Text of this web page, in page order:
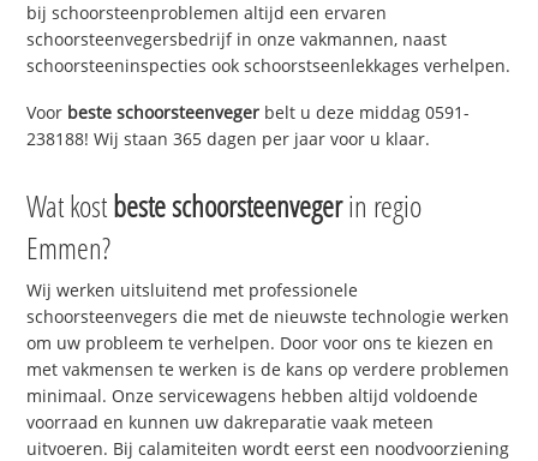
bij schoorsteenproblemen altijd een ervaren
schoorsteenvegersbedrijf in onze vakmannen, naast
schoorsteeninspecties ook schoorstseenlekkages verhelpen.
Voor beste schoorsteenveger belt u deze middag 0591-
238188! Wij staan 365 dagen per jaar voor u klaar.
Wat kostbeste schoorsteenvegerin regio
Emmen?
Wij werken uitsluitend met professionele
schoorsteenvegers die met de nieuwste technologie werken
om uw probleem te verhelpen. Door voor ons te kiezen en
met vakmensen te werken is de kans op verdere problemen
minimaal. Onze servicewagens hebben altijd voldoende
voorraad en kunnen uw dakreparatie vaak meteen
uitvoeren. Bij calamiteiten wordt eerst een noodvoorziening